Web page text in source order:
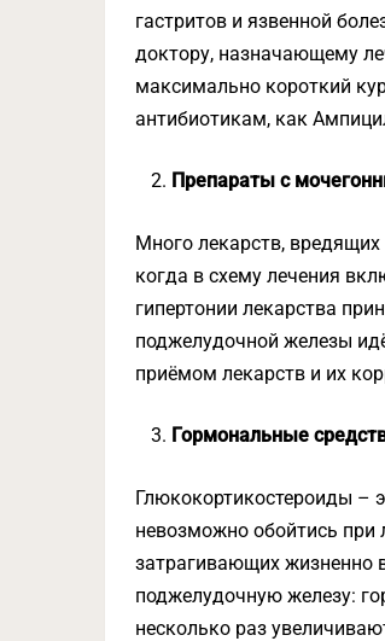
гастритов и язвенной
доктору, назначающему
максимально короткий
антибиотикам, как
Препараты с
Много лекарств,
когда в схему лечения
гипертонии лекарства
поджелудочной железы
приёмом лекарств и их
Гормональные
Глюкокортикостероиды –
невозможно обойтись при
затрагивающих жизненно
поджелудочную железу:
несколько раз